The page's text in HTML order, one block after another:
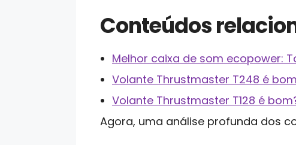
Conteúdos
Melhor caixa de som ecopower:
Volante Thrustmaster T248 é
Volante Thrustmaster T128 é
Agora, uma análise profunda dos